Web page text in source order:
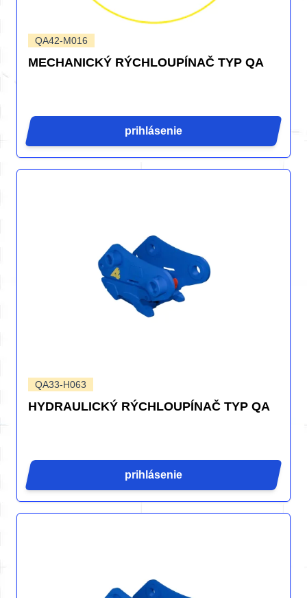
QA42-M016
MECHANICKÝ RÝCHLOUPÍNAČ TYP QA
prihlásenie
QA33-H063
HYDRAULICKÝ RÝCHLOUPÍNAČ TYP QA
prihlásenie